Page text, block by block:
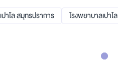
เปาโล สมุทรปราการ โรงพยาบาลเปาโล